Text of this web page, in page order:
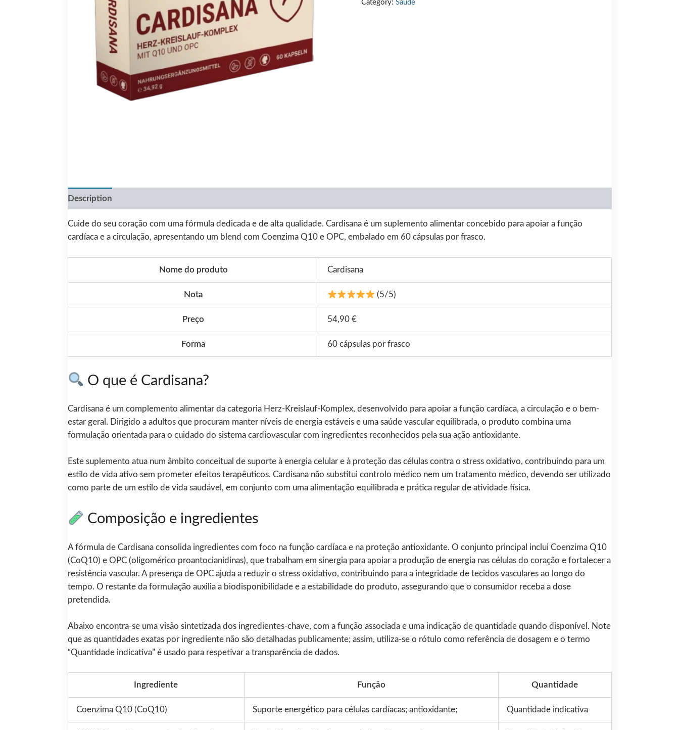
€79.00.
Category:Saúde
Description
Cuide do seu coração com uma fórmula dedicada e de alta qualidade. Cardisana é um suplemento alimentar concebido para apoiar a função
cardíaca e a circulação, apresentando um blend com Coenzima Q10 e OPC, embalado em 60 cápsulas por frasco.
Nome do produto Cardisana
Nota (5/5)
Preço 54,90 €
Forma 60 cápsulas por frasco
O que é Cardisana?
Cardisana é um complemento alimentar da categoria Herz-Kreislauf-Komplex, desenvolvido para apoiar a função cardíaca, a circulação e o bem-
estar geral. Dirigido a adultos que procuram manter níveis de energia estáveis e uma saúde vascular equilibrada, o produto combina uma
formulação orientada para o cuidado do sistema cardiovascular com ingredientes reconhecidos pela sua ação antioxidante.
Este suplemento atua num âmbito conceitual de suporte à energia celular e à proteção das células contra o stress oxidativo, contribuindo para um
estilo de vida ativo sem prometer efeitos terapêuticos. Cardisana não substitui controlo médico nem um tratamento médico, devendo ser utilizado
como parte de um estilo de vida saudável, em conjunto com uma alimentação equilibrada e prática regular de atividade física.
Composição e ingredientes
A fórmula de Cardisana consolida ingredientes com foco na função cardíaca e na proteção antioxidante. O conjunto principal inclui Coenzima Q10
(CoQ10) e OPC (oligomérico proantocianidinas), que trabalham em sinergia para apoiar a produção de energia nas células do coração e fortalecer a
resistência vascular. A presença de OPC ajuda a reduzir o stress oxidativo, contribuindo para a integridade de tecidos vasculares ao longo do
tempo. O restante da formulação auxilia a biodisponibilidade e a estabilidade do produto, assegurando que o consumidor receba a dose
pretendida.
Abaixo encontra-se uma visão sintetizada dos ingredientes-chave, com a função associada e uma indicação de quantidade quando disponível. Note
que as quantidades exatas por ingrediente não são detalhadas publicamente; assim, utiliza-se o rótulo como referência de dosagem e o termo
“Quantidade indicativa” é usado para respetivar a transparência de dados.
Ingrediente Função Quantidade
Coenzima Q10 (CoQ10) Suporte energético para células cardíacas; antioxidante; Quantidade indicativa